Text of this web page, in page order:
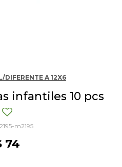
DIFERENTE A 12X6
infantiles 10 pcs
m2195
74